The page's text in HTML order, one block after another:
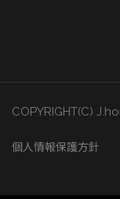
COPYRIGHT(C)
個人情報保護方針